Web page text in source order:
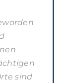
sind